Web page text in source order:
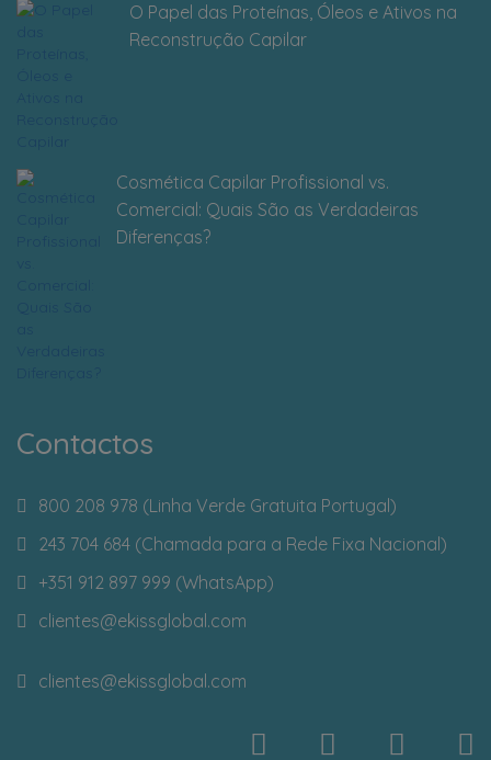
O Papel das Proteínas, Óleos e Ativos na
Reconstrução Capilar
Cosmética Capilar Profissional vs.
Comercial: Quais São as Verdadeiras
Diferenças?
Contactos
800 208 978 (Linha Verde Gratuita Portugal)
243 704 684 (Chamada para a Rede Fixa Nacional)
+351 912 897 999 (WhatsApp)
clientes@ekissglobal.com
clientes@ekissglobal.com